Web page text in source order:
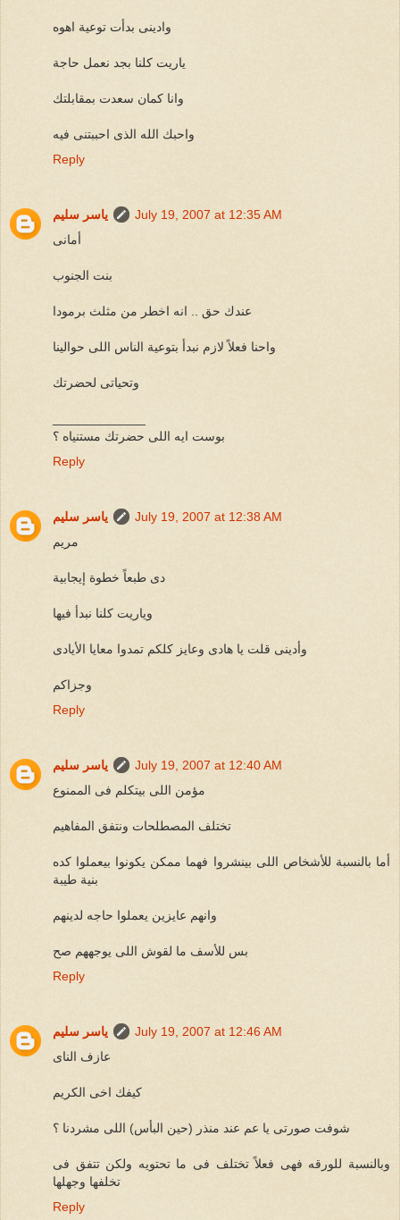
وادينى بدأت توعية اهوه
ياريت كلنا بجد نعمل حاجة
وانا كمان سعدت بمقابلتك
واحبك الله الذى احببتنى فيه
Reply
ياسر سليم
July 19, 2007 at 12:35 AM
أمانى
بنت الجنوب
عندك حق .. انه اخطر من مثلث برمودا
واحنا فعلاً لازم نبدأ بتوعية الناس اللى حوالينا
وتحياتى لحضرتك
بوست ايه اللى حضرتك مستنياه ؟
Reply
ياسر سليم
July 19, 2007 at 12:38 AM
مريم
دى طبعاً خطوة إيجابية
وياريت كلنا نبدأ فيها
وأدينى قلت يا هادى وعايز كلكم تمدوا معايا الأيادى
وجزاكم
Reply
ياسر سليم
July 19, 2007 at 12:40 AM
مؤمن اللى بيتكلم فى الممنوع
تختلف المصطلحات ونتفق المفاهيم
أما بالنسبة للأشخاص اللى بينشروا فهما ممكن يكونوا بيعملوا كده
بنية طيبة
وانهم عايزين يعملوا حاجه لدينهم
بس للأسف ما لقوش اللى يوجههم صح
Reply
ياسر سليم
July 19, 2007 at 12:46 AM
عازف الناى
كيفك اخى الكريم
شوفت صورتى يا عم عند منذر (حين البأس) اللى مشردنا ؟
وبالنسبة للورقه فهى فعلاً تختلف فى ما تحتويه ولكن تتفق فى
تخلفها وجهلها
Reply